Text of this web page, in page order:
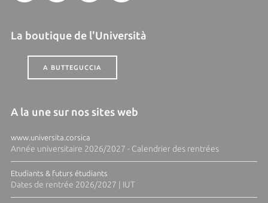
La boutique de l'Università
A BUTTEGUCCIA
A la une sur nos sites web
www.universita.corsica
Année universitaire 2026/2027 - Calendrier des rentrées
Etudiants & futurs étudiants
Dates de rentrée 2026/2027 | IUT